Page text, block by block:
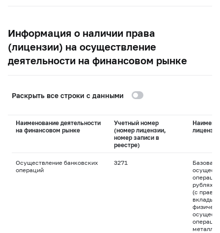
Информация о наличии права
(лицензии) на осуществление
деятельности на финансовом рынке
Раскрыть все строки с данными
Наименование деятельности
на финансовом рынке
Учетный номер
(номер лицензии,
номер записи в
реестре)
лицензии
Осуществление банковских
операций
3271
Базовая
рублях и
(с
вклады